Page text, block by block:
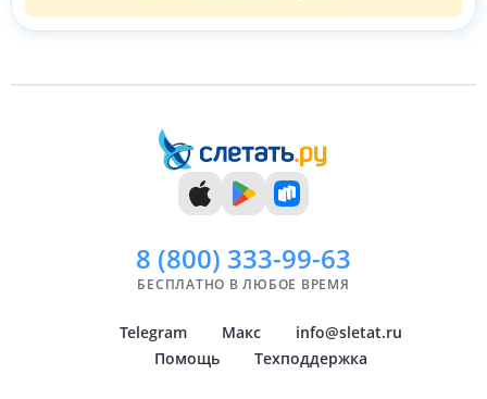
8 (800) 333-99-63
БЕСПЛАТНО В ЛЮБОЕ ВРЕМЯ
Telegram Макс
info@sletat.ru
Помощь
Техподдержка